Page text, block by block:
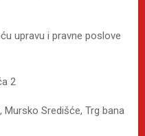
upravu i pravne poslove
2
Središće, Trg bana